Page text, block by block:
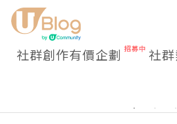
社群創作有價企劃 社